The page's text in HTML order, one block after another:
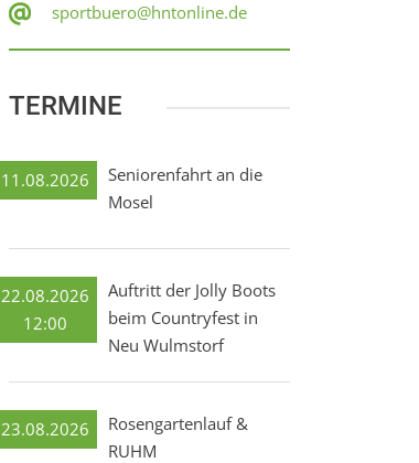
sportbuero@hntonline.de
TERMINE
11.08.2026
Seniorenfahrt an die
Mosel
22.08.2026
12:00
Auftritt der Jolly Boots
beim Countryfest in
Neu Wulmstorf
23.08.2026
Rosengartenlauf &
RUHM